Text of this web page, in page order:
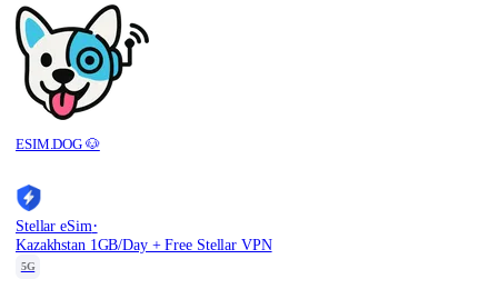
ESIM.DOG 🐶
Stellar eSim·
Kazakhstan 1GB/Day + Free Stellar VPN
5G